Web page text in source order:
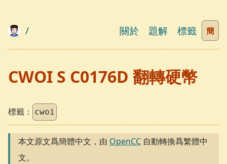
/ 關於 題解 標籤 簡
CWOI S C0176D 翻轉硬幣
標籤： cwoi
本文原文爲簡體中文，由 OpenCC 自動轉換爲繁體中
文。